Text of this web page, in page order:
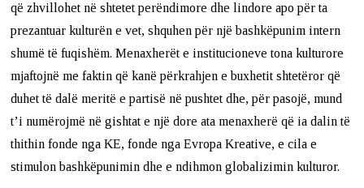
që zhvillohet në shtetet perëndimore dhe lindore apo për ta
prezantuar kulturën e vet, shquhen për një bashkëpunim intern
shumë të fuqishëm. Menaxherët e institucioneve tona kulturore
mjaftojnë me faktin që kanë përkrahjen e buxhetit shtetëror që
duhet të dalë meritë e partisë në pushtet dhe, për pasojë, mund
t’i numërojmë në gishtat e një dore ata menaxherë që ia dalin të
thithin fonde nga KE, fonde nga Evropa Kreative, e cila e
stimulon bashkëpunimin dhe e ndihmon globalizimin kulturor.